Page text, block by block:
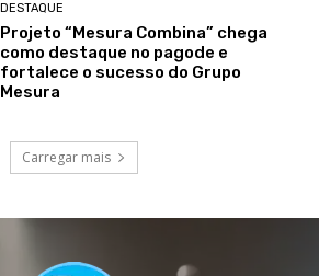
DESTAQUE
Projeto “Mesura Combina” chega
como destaque no pagode e
fortalece o sucesso do Grupo
Mesura
Carregar mais